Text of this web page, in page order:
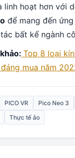
linh hoạt hơn với
để mang đến
bất kể ngành
Top 8 loại
mua năm
PICO VR Pico Neo 3
Thực tế ảo